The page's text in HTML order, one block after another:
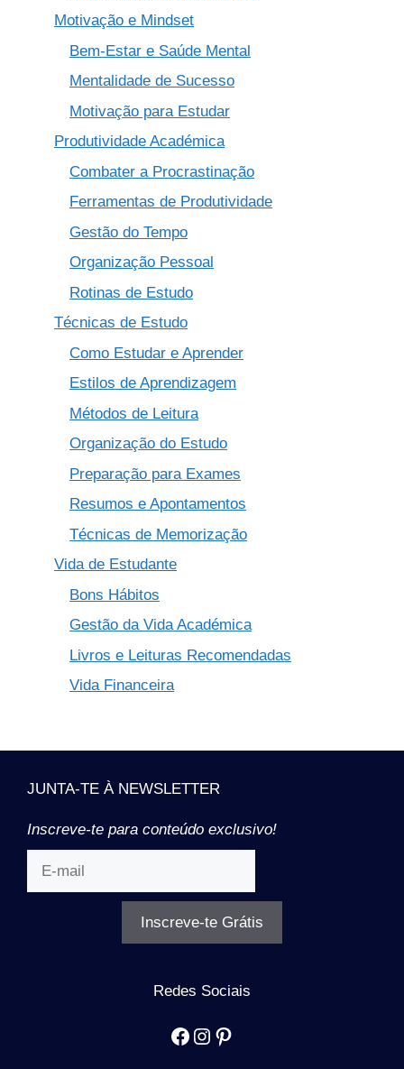
Motivação e Mindset
Bem-Estar e Saúde Mental
Mentalidade de Sucesso
Motivação para Estudar
Produtividade Académica
Combater a Procrastinação
Ferramentas de Produtividade
Gestão do Tempo
Organização Pessoal
Rotinas de Estudo
Técnicas de Estudo
Como Estudar e Aprender
Estilos de Aprendizagem
Métodos de Leitura
Organização do Estudo
Preparação para Exames
Resumos e Apontamentos
Técnicas de Memorização
Vida de Estudante
Bons Hábitos
Gestão da Vida Académica
Livros e Leituras Recomendadas
Vida Financeira
JUNTA-TE À NEWSLETTER
Inscreve-te para conteúdo exclusivo!
Inscreve-te Grátis
Redes Sociais
Facebook
Instagram
Pinterest